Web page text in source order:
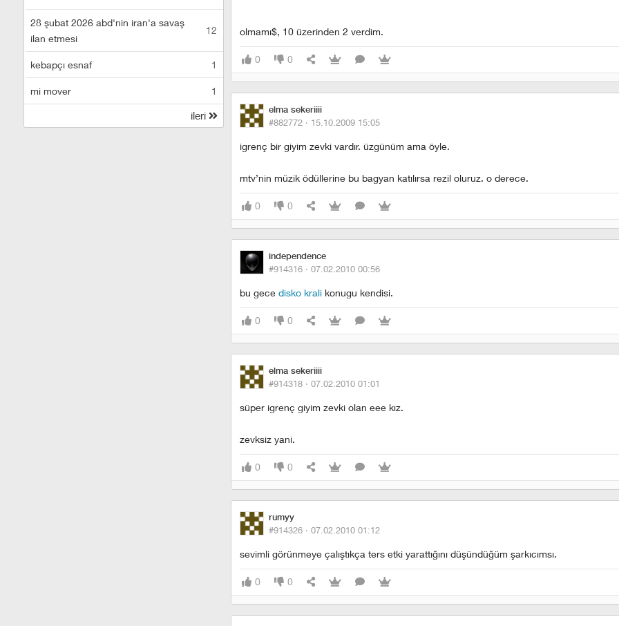
28 şubat 2026 abd'nin iran'a savaş
ilan etmesi
12
kebapçı esnaf 1
mi mover 1
ileri
olmamı$, 10 üzerinden 2 verdim.
0 0
elma sekeriiii
#882772 · 15.10.2009 15:05
igrenç bir giyim zevki vardır. üzgünüm ama öyle.
mtv’nin müzik ödüllerine bu bagyan katılırsa rezil oluruz. o derece.
0 0
independence
#914316 · 07.02.2010 00:56
bu gece disko krali konugu kendisi.
0 0
elma sekeriiii
#914318 · 07.02.2010 01:01
süper igrenç giyim zevki olan eee kız.
zevksiz yani.
0 0
rumyy
#914326 · 07.02.2010 01:12
sevimli görünmeye çalıştıkça ters etki yarattığını düşündüğüm şarkıcımsı.
0 0